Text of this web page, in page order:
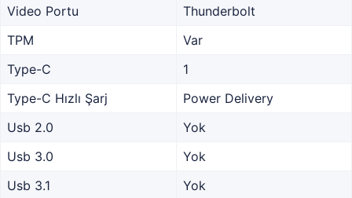
Video Portu
Thunderbolt
TPM
Var
Type-C
1
Type-C Hızlı Şarj
Power Delivery
Usb 2.0
Yok
Usb 3.0
Yok
Usb 3.1
Yok